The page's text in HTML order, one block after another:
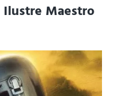
Maestro